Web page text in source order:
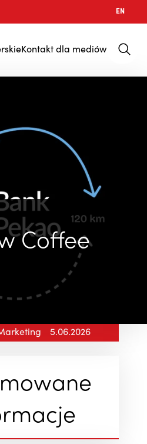
EN
Kontakt dla mediów
Coffee
5.06.2026